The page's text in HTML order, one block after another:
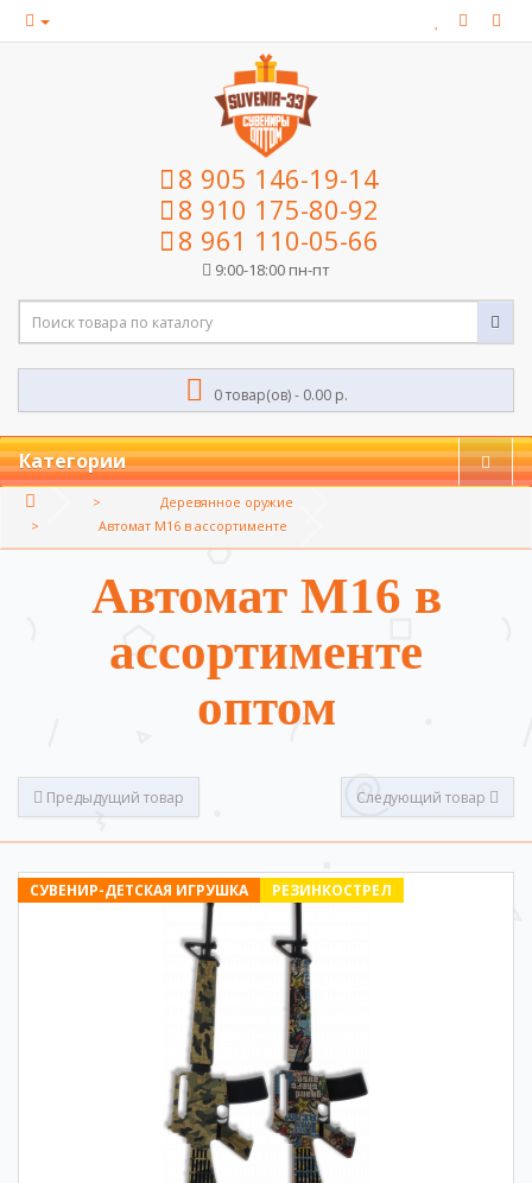
8 905 146-19-14
8 910 175-80-92
8 961 110-05-66
9:00-18:00 пн-пт
0 товар(ов) - 0.00 р.
Категории
Деревянное оружие
Автомат М16 в ассортименте
Автомат М16 в
ассортименте
оптом
Предыдущий товар Следующий товар
РЕЗИНКОСТРЕЛ
СУВЕНИР-ДЕТСКАЯ ИГРУШКА